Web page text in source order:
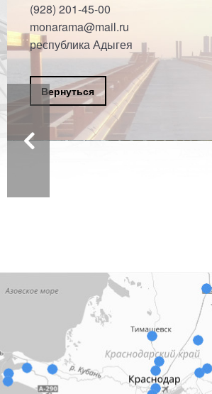
(928) 201-45-00
monarama@mail.ru
республика Адыгея
Вернуться